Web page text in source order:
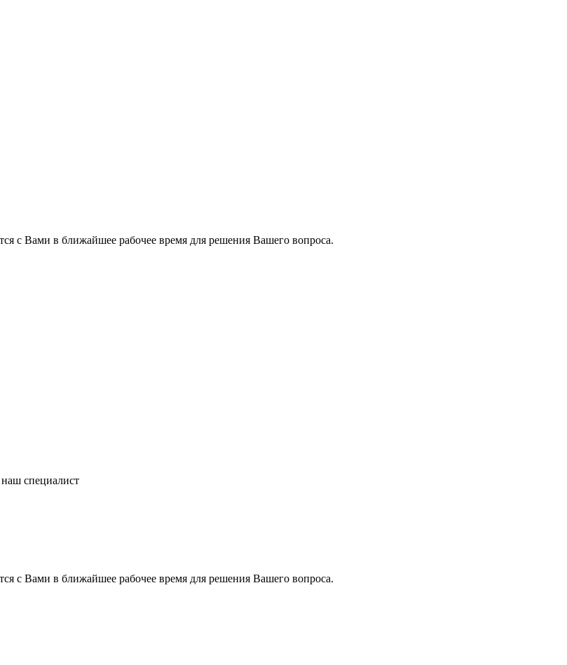
с Вами в ближайшее рабочее время для решения Вашего вопроса.
специалист
с Вами в ближайшее рабочее время для решения Вашего вопроса.